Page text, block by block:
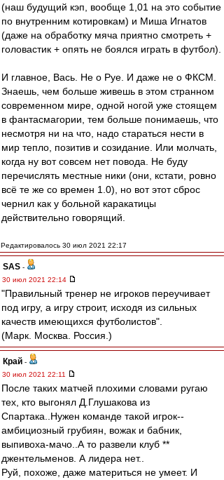
(наш будущий кэп, вообще 1,01 на это событие
по внутренним котировкам) и Миша Игнатов
(даже на обработку мяча приятно смотреть +
головастик + опять не боялся играть в футбол).
И главное, Вась. Не о Руе. И даже не о ФКСМ.
Знаешь, чем больше живешь в этом странном
современном мире, одной ногой уже стоящем
в фантасмагории, тем больше понимаешь, что
несмотря ни на что, надо стараться нести в
мир тепло, позитив и созидание. Или молчать,
когда ну вот совсем нет повода. Не буду
перечислять местные ники (они, кстати, ровно
всё те же со времен 1.0), но вот этот сброс
чернил как у больной каракатицы
действительно говорящий.
Редактировалось 30 июл 2021 22:17
SAS -
30 июл 2021 22:14
"Правильный тренер не игроков переучивает
под игру, а игру строит, исходя из сильных
качеств имеющихся футболистов".
(Марк. Москва. Россия.)
Край -
30 июл 2021 22:11
После таких матчей плохими словами ругаю
тех, кто выгонял Д.Глушакова из
Спартака..Нужен команде такой игрок--
амбициозный грубиян, вожак и бабник,
выпивоха-мачо..А то развели клуб **
джентельменов. А лидера нет..
Руй, похоже, даже материться не умеет. И